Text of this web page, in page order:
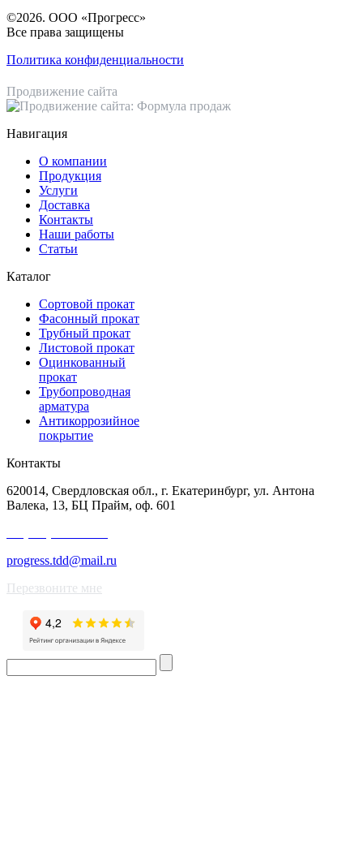
©2026. ООО «Прогресс»
Все права защищены
Политика конфиденциальности
Продвижение сайта
Навигация
О компании
Продукция
Услуги
Доставка
Контакты
Наши работы
Статьи
Каталог
Сортовой прокат
Фасонный прокат
Трубный прокат
Листовой прокат
Оцинкованный
прокат
Трубопроводная
арматура
Антикоррозийное
покрытие
Контакты
620014, Свердловская обл., г. Екатеринбург, ул. Антона
Валека, 13, БЦ Прайм, оф. 601
progress.tdd@mail.ru
Перезвоните мне